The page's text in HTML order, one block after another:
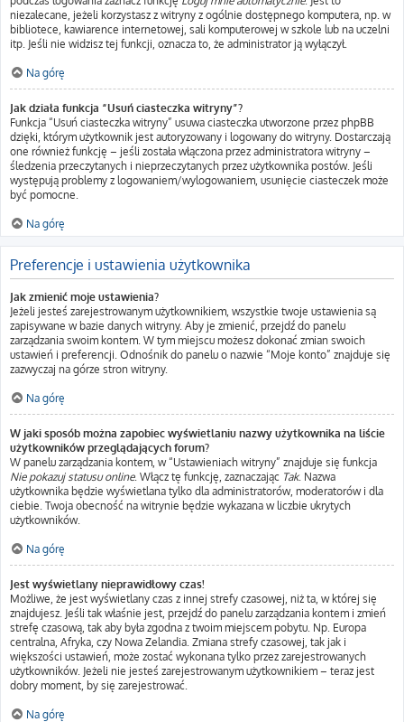
niezalecane, jeżeli korzystasz z witryny z ogólnie dostępnego komputera, np. w
bibliotece, kawiarence internetowej, sali komputerowej w szkole lub na uczelni
itp. Jeśli nie widzisz tej funkcji, oznacza to, że administrator ją wyłączył.
Na górę
Jak działa funkcja “Usuń ciasteczka witryny”?
Funkcja “Usuń ciasteczka witryny” usuwa ciasteczka utworzone przez phpBB
dzięki, którym użytkownik jest autoryzowany i logowany do witryny. Dostarczają
one również funkcję – jeśli została włączona przez administratora witryny –
śledzenia przeczytanych i nieprzeczytanych przez użytkownika postów. Jeśli
występują problemy z logowaniem/wylogowaniem, usunięcie ciasteczek może
być pomocne.
Na górę
Preferencje i ustawienia użytkownika
Jak zmienić moje ustawienia?
Jeżeli jesteś zarejestrowanym użytkownikiem, wszystkie twoje ustawienia są
zapisywane w bazie danych witryny. Aby je zmienić, przejdź do panelu
zarządzania swoim kontem. W tym miejscu możesz dokonać zmian swoich
ustawień i preferencji. Odnośnik do panelu o nazwie “Moje konto” znajduje się
zazwyczaj na górze stron witryny.
Na górę
W jaki sposób można zapobiec wyświetlaniu nazwy użytkownika na liście
użytkowników przeglądających forum?
W panelu zarządzania kontem, w “Ustawieniach witryny” znajduje się funkcja
Nie pokazuj statusu online. Włącz tę funkcję, zaznaczając Tak. Nazwa
użytkownika będzie wyświetlana tylko dla administratorów, moderatorów i dla
ciebie. Twoja obecność na witrynie będzie wykazana w liczbie ukrytych
użytkowników.
Na górę
Jest wyświetlany nieprawidłowy czas!
Możliwe, że jest wyświetlany czas z innej strefy czasowej, niż ta, w której się
znajdujesz. Jeśli tak właśnie jest, przejdź do panelu zarządzania kontem i zmień
strefę czasową, tak aby była zgodna z twoim miejscem pobytu. Np. Europa
centralna, Afryka, czy Nowa Zelandia. Zmiana strefy czasowej, tak jak i
większości ustawień, może zostać wykonana tylko przez zarejestrowanych
użytkowników. Jeżeli nie jesteś zarejestrowanym użytkownikiem – teraz jest
dobry moment, by się zarejestrować.
Na górę